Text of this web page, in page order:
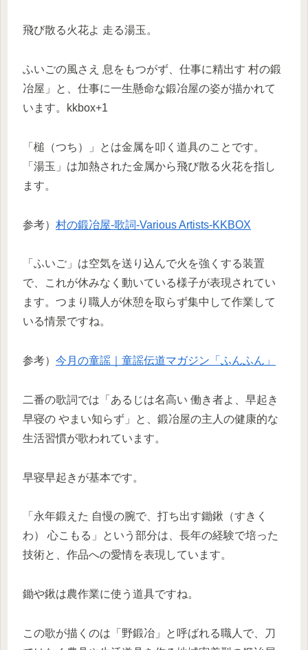
飛び散る火花よ 走る湯玉。
ふいごの風さえ 息をもつがず、仕事に精出す 村の鍛
冶屋」と、仕事に一生懸命な鍛冶屋の姿が描かれて
います。kkbox+1
「槌（つち）」とは金属を叩く道具のことです。
「湯玉」は加熱された金属から飛び散る火花を指し
ます。
参考） 村の鍛冶屋-歌詞-Various Artists-KKBOX
「ふいご」は空気を送り込んで火を強くする装置
で、これが休みなく動いている様子が表現されてい
ます。つまり職人が休憩を取らず集中して作業して
いる情景ですね。
参考） 今月の童謡｜童謡伝道マガジン「ふんふん」
二番の歌詞では「あるじは名高い 働き者よ、早起き
早寝の やまい知らず」と、鍛冶屋の主人の健康的な
生活習慣が歌われています。
早寝早起きが基本です。
「永年鍛えた 自慢の腕で、打ち出す鋤鍬（すきく
わ） 心こもる」という部分は、長年の経験で培った
技術と、作品への愛情を表現しています。
鋤や鍬は農作業に使う道具ですね。
この歌が描くのは「野鍛冶」と呼ばれる職人で、刀